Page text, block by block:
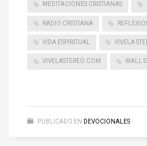
MEDITACIONES CRISTIANAS
RADIO CRISTIANA
VIDA ESPIRITUAL VIVELA
VIVELASTEREO.COM WALL
PUBLICADO EN DEVOCIONALES